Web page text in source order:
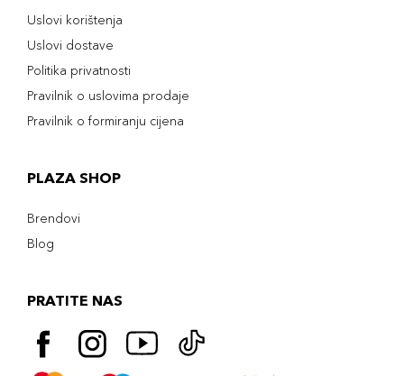
Uslovi korištenja
Uslovi dostave
Politika privatnosti
Pravilnik o uslovima prodaje
Pravilnik o formiranju cijena
PLAZA SHOP
Brendovi
Blog
PRATITE NAS